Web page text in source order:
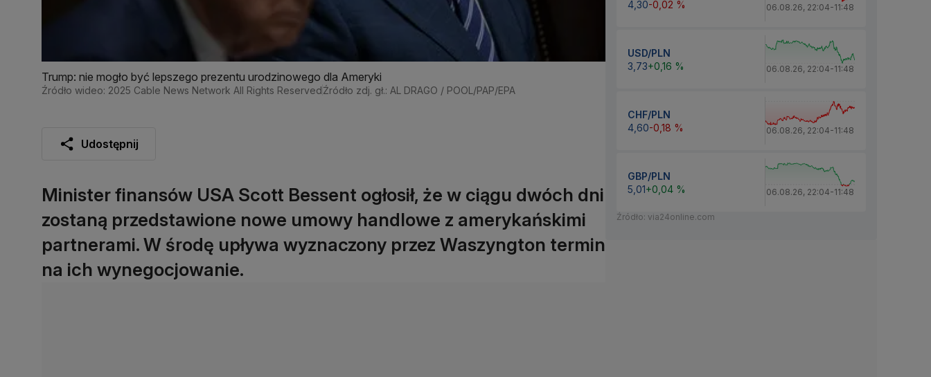
Trump: nie mogło być lepszego prezentu urodzinowego dla Ameryki
Źródło wideo: 2025 Cable News Network All Rights ReservedŹródło zdj. gł.: AL DRAGO / POOL/PAP/EPA
Udostępnij
Minister finansów USA Scott Bessent ogłosił, że w ciągu dwóch dni
zostaną przedstawione nowe umowy handlowe z amerykańskimi
partnerami. W środę upływa wyznaczony przez Waszyngton termin
na ich wynegocjowanie.
4,30-0,02 % 06.08.26, 22:04-11:48
USD/PLN
3,73+0,16 % 06.08.26, 22:04-11:48
CHF/PLN
4,60-0,18 % 06.08.26, 22:04-11:48
GBP/PLN
5,01+0,04 % 06.08.26, 22:04-11:48
Źródło: via24online.com